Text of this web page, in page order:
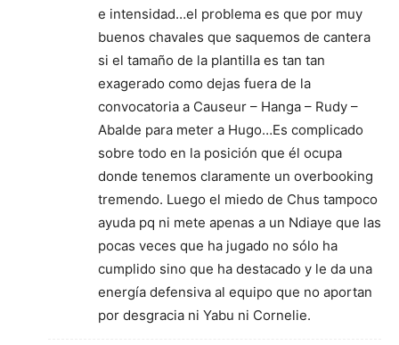
e intensidad…el problema es que por muy
buenos chavales que saquemos de cantera
si el tamaño de la plantilla es tan tan
exagerado como dejas fuera de la
convocatoria a Causeur – Hanga – Rudy –
Abalde para meter a Hugo…Es complicado
sobre todo en la posición que él ocupa
donde tenemos claramente un overbooking
tremendo. Luego el miedo de Chus tampoco
ayuda pq ni mete apenas a un Ndiaye que las
pocas veces que ha jugado no sólo ha
cumplido sino que ha destacado y le da una
energía defensiva al equipo que no aportan
por desgracia ni Yabu ni Cornelie.